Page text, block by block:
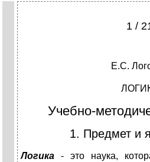
1 /
Е.С.
Учебно-
1. Предмет и
Логика
- это наука,